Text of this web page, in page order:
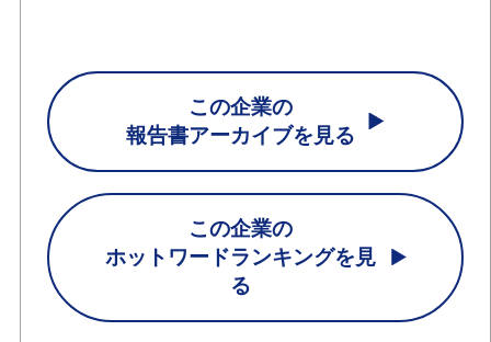
この企業の
報告書アーカイブを見る
この企業の
ホットワードランキングを見
る